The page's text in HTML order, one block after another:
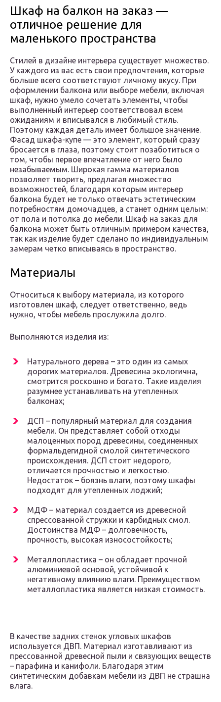
Шкаф на балкон на заказ —
отличное решение для
маленького пространства
Стилей в дизайне интерьера существует множество.
У каждого из вас есть свои предпочтения, которые
больше всего соответствуют личному вкусу. При
оформлении балкона или выборе мебели, включая
шкаф, нужно умело сочетать элементы, чтобы
выполненный интерьер соответствовал всем
ожиданиям и вписывался в любимый стиль.
Поэтому каждая деталь имеет большое значение.
Фасад шкафа-купе — это элемент, который сразу
бросается в глаза, поэтому стоит позаботиться о
том, чтобы первое впечатление от него было
незабываемым. Широкая гамма материалов
позволяет творить, предлагая множество
возможностей, благодаря которым интерьер
балкона будет не только отвечать эстетическим
потребностям домочадцев, а станет одним целым:
от пола и потолка до мебели. Шкаф на заказ для
балкона может быть отличным примером качества,
так как изделие будет сделано по индивидуальным
замерам четко вписываясь в пространство.
Материалы
Относиться к выбору материала, из которого
изготовлен шкаф, следует ответственно, ведь
нужно, чтобы мебель прослужила долго.
Выполняются изделия из:
Натурального дерева – это один из самых
дорогих материалов. Древесина экологична,
смотрится роскошно и богато. Такие изделия
разумнее устанавливать на утепленных
балконах;
ДСП – популярный материал для создания
мебели. Он представляет собой отходы
малоценных пород древесины, соединенных
формальдегидной смолой синтетического
происхождения. ДСП стоит недорого,
отличается прочностью и легкостью.
Недостаток – боязнь влаги, поэтому шкафы
подходят для утепленных лоджий;
МДФ – материал создается из древесной
спрессованной стружки и карбидных смол.
Достоинства МДФ – долговечность,
прочность, высокая износостойкость;
Металлопластика – он обладает прочной
алюминиевой основой, устойчивой к
негативному влиянию влаги. Преимуществом
металлопластика является низкая стоимость.
В качестве задних стенок угловых шкафов
используется ДВП. Материал изготавливают из
прессованной древесной пыли и связующих веществ
– парафина и канифоли. Благодаря этим
синтетическим добавкам мебели из ДВП не страшна
влага.